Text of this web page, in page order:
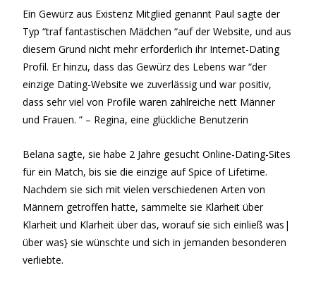
Ein Gewürz aus Existenz Mitglied genannt Paul sagte der
Typ “traf fantastischen Mädchen “auf der Website, und aus
diesem Grund nicht mehr erforderlich ihr Internet-Dating
Profil. Er hinzu, dass das Gewürz des Lebens war “der
einzige Dating-Website we zuverlässig und war positiv,
dass sehr viel von Profile waren zahlreiche nett Männer
und Frauen. ” – Regina, eine glückliche Benutzerin
Belana sagte, sie habe 2 Jahre gesucht Online-Dating-Sites
für ein Match, bis sie die einzige auf Spice of Lifetime.
Nachdem sie sich mit vielen verschiedenen Arten von
Männern getroffen hatte, sammelte sie Klarheit über
Klarheit und Klarheit über das, worauf sie sich einließ was|
über was} sie wünschte und sich in jemanden besonderen
verliebte.